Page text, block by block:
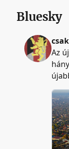
Bluesky